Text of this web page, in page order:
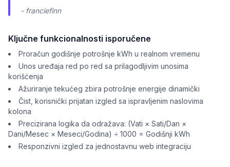
- franciefinn
Ključne funkcionalnosti isporučene
Proračun godišnje potrošnje kWh u realnom vremenu
Unos uređaja red po red sa prilagodljivim unosima
korišćenja
Ažuriranje tekućeg zbira potrošnje energije dinamički
Čist, korisnički prijatan izgled sa ispravljenim naslovima
kolona
Precizirana logika da odražava: (Vati × Sati/Dan ×
Dani/Mesec × Meseci/Godina) ÷ 1000 = Godišnji kWh
Responzivni izgled za jednostavnu web integraciju